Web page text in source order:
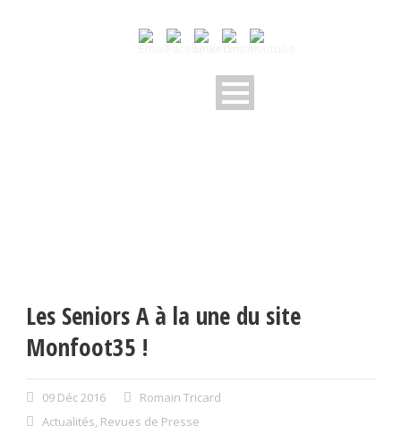
Les Seniors A à la une du site
Monfoot35 !
09 Déc 2016
Romain Tricard
Actualités, Revues de Presse